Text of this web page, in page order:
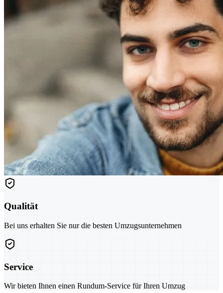
Qualität
Bei uns erhalten Sie nur die besten Umzugsunternehmen
Service
Wir bieten Ihnen einen Rundum-Service für Ihren Umzug